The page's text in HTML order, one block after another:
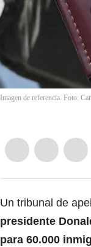
Imagen de referencia. Foto:
Un tribunal de
presidente
para 60.000